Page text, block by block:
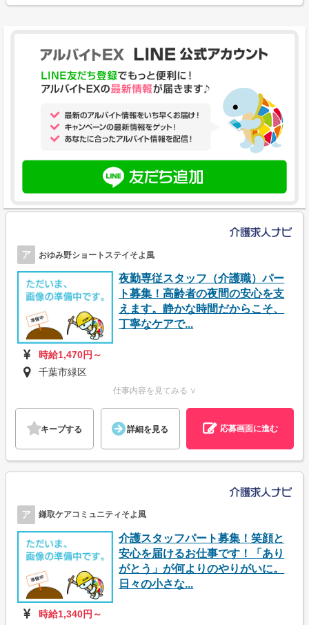
ア おゆみ野ショートステイそよ風
夜勤専従スタッフ（介護職）パー
ト募集！高齢者の夜間の安心を支
えます。静かな時間だからこそ、
丁寧なケアで...
時給1,470円～
千葉市緑区
仕事内容を見てみる ∨
キープする 詳細を見る 応募画面に進む
ア 鎌取ケアコミュニティそよ風
介護スタッフパート募集！笑顔と
安心を届けるお仕事です！「あり
がとう」が何よりのやりがいに。
日々の小さな...
時給1,340円～